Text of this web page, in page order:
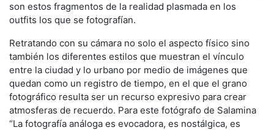
son estos fragmentos de la realidad plasmada en los
outfits los que se fotografían.
Retratando con su cámara no solo el aspecto físico sino
también los diferentes estilos que muestran el vínculo
entre la ciudad y lo urbano por medio de imágenes que
quedan como un registro de tiempo, en el que el grano
fotográfico resulta ser un recurso expresivo para crear
atmosferas de recuerdo. Para este fotógrafo de Salamina
“La fotografía análoga es evocadora, es nostálgica, es